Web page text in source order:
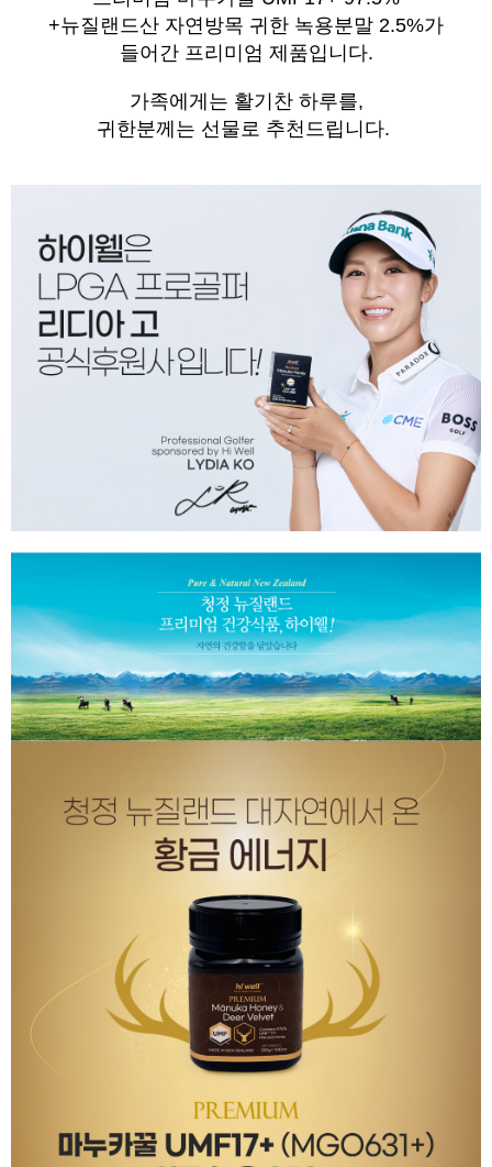
+뉴질랜드산 자연방목 귀한 녹용분말 2.5%가
들어간 프리미엄 제품입니다.
가족에게는 활기찬 하루를,
귀한분께는 선물로 추천드립니다.